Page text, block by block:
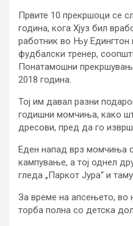
Првите 10 прекршоци се
година, кога Хјуз бил
работник во Њу Едингтон
фудбалски тренер,
Понатамошни
2018 година.
Тој им давал разни
годишни момчиња, како
дресови, пред да го
Еден напад врз момчиња
кампување, а тој однел
гледа „Паркот Јура“ и
За време на апсењето, во
торба полна со детска